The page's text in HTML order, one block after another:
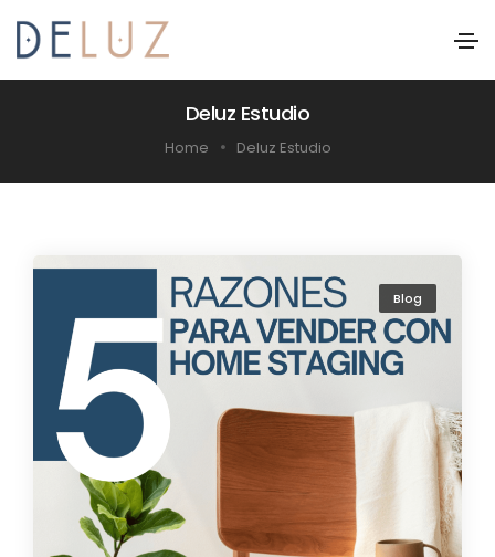
Deluz Estudio
Home Deluz Estudio
Blog